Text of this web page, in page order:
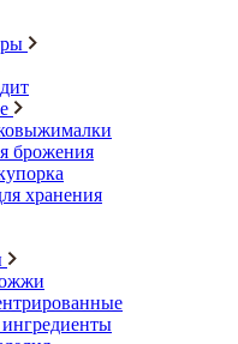
брожения
хранения